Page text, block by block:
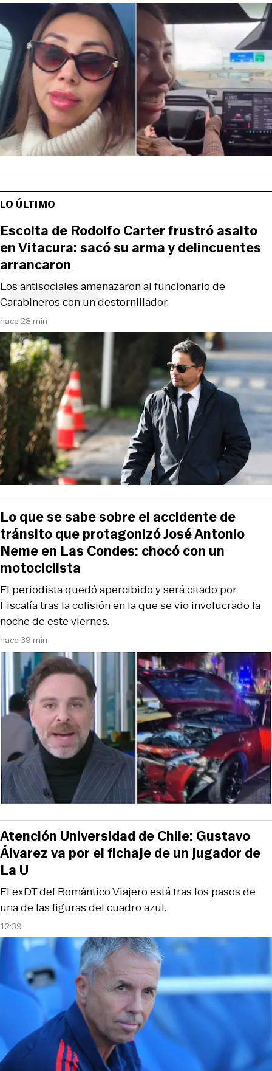
LO ÚLTIMO
hace 28 min
Los antisociales amenazaron al funcionario de
Carabineros con un destornillador.
Escolta de Rodolfo Carter frustró asalto
en Vitacura: sacó su arma y delincuentes
arrancaron
hace 39 min
El periodista quedó apercibido y será citado por
Fiscalía tras la colisión en la que se vio involucrado la
noche de este viernes.
Lo que se sabe sobre el accidente de
tránsito que protagonizó José Antonio
Neme en Las Condes: chocó con un
motociclista
12:39
El exDT del Romántico Viajero está tras los pasos de
una de las figuras del cuadro azul.
Atención Universidad de Chile: Gustavo
Álvarez va por el fichaje de un jugador de
La U